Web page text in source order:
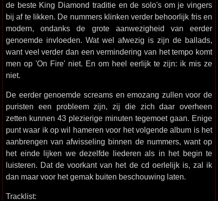
de beste King Diamond traditie en de solo's om je vingers
bij af te likken. De nummers klinken verder behoorlijk fris en
modern, ondanks de grote aanwezigheid van eerder
genoemde invloeden. Wat wel afwezig is zijn de ballads,
want veel verder dan een vermindering van het tempo komt
men op 'On Fire' niet. En om heel eerlijk te zijn: ik mis ze
niet.
De eerder genoemde screams en emozang zullen voor de
puristen een probleem zijn, zij die zich daar overheen
zetten kunnen 43 plezierige minuten tegemoet gaan. Enige
punt waar ik op wil hameren voor het volgende album is het
aanbrengen van afwisseling binnen de nummers, want op
het einde lijken we dezelfde liederen als in het begin te
luisteren. Dat de voorkant van het de cd oerlelijk is, zal ik
dan maar voor het gemak buiten beschouwing laten.
Tracklist: